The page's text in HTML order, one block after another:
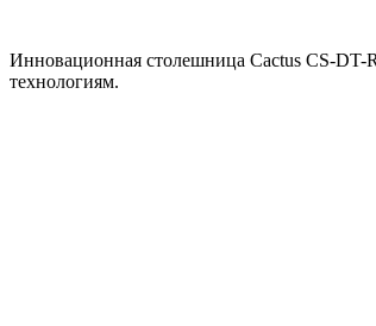
Инновационная столешница Cactus CS-DT-
технологиям.